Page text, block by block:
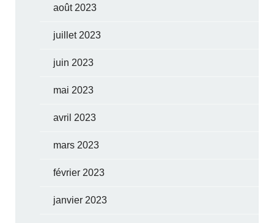
août 2023
juillet 2023
juin 2023
mai 2023
avril 2023
mars 2023
février 2023
janvier 2023